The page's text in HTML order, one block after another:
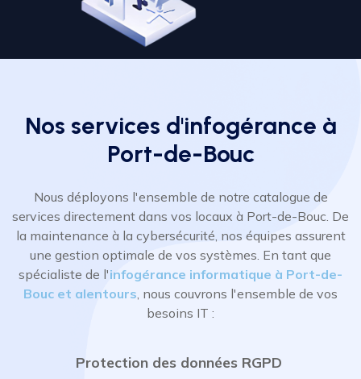
Nos services d'infogérance à
Port-de-Bouc
Nous déployons l'ensemble de notre catalogue de
services directement dans vos locaux à Port-de-Bouc. De
la maintenance à la cybersécurité, nos équipes assurent
une gestion optimale de vos systèmes. En tant que
spécialiste de l'infogérance informatique à Port-de-
Bouc et alentours, nous couvrons l'ensemble de vos
besoins IT :
Protection des données RGPD